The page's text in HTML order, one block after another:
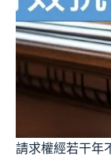
請求權經若干年